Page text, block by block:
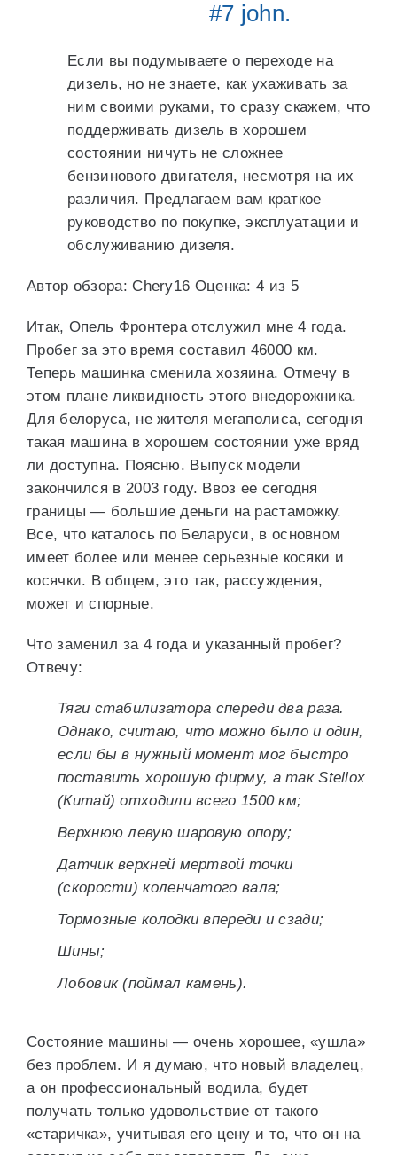
#7 john.
Если вы подумываете о переходе на
дизель, но не знаете, как ухаживать за
ним своими руками, то сразу скажем, что
поддерживать дизель в хорошем
состоянии ничуть не сложнее
бензинового двигателя, несмотря на их
различия. Предлагаем вам краткое
руководство по покупке, эксплуатации и
обслуживанию дизеля.
Автор обзора: Chery16 Оценка: 4 из 5
Итак, Опель Фронтера отслужил мне 4 года.
Пробег за это время составил 46000 км.
Теперь машинка сменила хозяина. Отмечу в
этом плане ликвидность этого внедорожника.
Для белоруса, не жителя мегаполиса, сегодня
такая машина в хорошем состоянии уже вряд
ли доступна. Поясню. Выпуск модели
закончился в 2003 году. Ввоз ее сегодня
границы — большие деньги на растаможку.
Все, что каталось по Беларуси, в основном
имеет более или менее серьезные косяки и
косячки. В общем, это так, рассуждения,
может и спорные.
Что заменил за 4 года и указанный пробег?
Отвечу:
Тяги стабилизатора спереди два раза.
Однако, считаю, что можно было и один,
если бы в нужный момент мог быстро
поставить хорошую фирму, а так Stellox
(Китай) отходили всего 1500 км;
Верхнюю левую шаровую опору;
Датчик верхней мертвой точки
(скорости) коленчатого вала;
Тормозные колодки впереди и сзади;
Шины;
Лобовик (поймал камень).
Состояние машины — очень хорошее, «ушла»
без проблем. И я думаю, что новый владелец,
а он профессиональный водила, будет
получать только удовольствие от такого
«старичка», учитывая его цену и то, что он на